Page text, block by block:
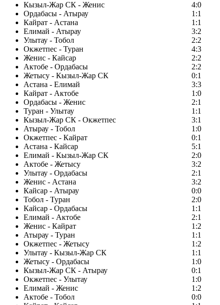
Кызыл-Жар СК - Женис
4:0
Ордабасы - Атырау
1:1
Кайрат - Астана
1:1
Елимай - Атырау
3:2
Улытау - Тобол
2:2
Окжетпес - Туран
4:3
Женис - Кайсар
2:2
Актобе - Ордабасы
2:2
Жетысу - Кызыл-Жар СК
0:1
Астана - Елимай
3:3
Кайрат - Актобе
1:0
Ордабасы - Женис
2:1
Туран - Улытау
1:1
Кызыл-Жар СК - Окжетпес
3:1
Атырау - Тобол
1:0
Окжетпес - Кайрат
0:1
Астана - Кайсар
5:1
Елимай - Кызыл-Жар СК
2:0
Актобе - Жетысу
3:2
Улытау - Ордабасы
2:1
Женис - Астана
3:2
Кайсар - Атырау
0:0
Тобол - Туран
2:0
Кайсар - Ордабасы
1:1
Елимай - Актобе
2:1
Женис - Кайрат
1:2
Атырау - Туран
1:1
Окжетпес - Жетысу
1:2
Улытау - Кызыл-Жар СК
1:1
Жетысу - Ордабасы
1:0
Кызыл-Жар СК - Атырау
0:1
Окжетпес - Улытау
1:0
Елимай - Женис
1:2
Актобе - Тобол
0:0